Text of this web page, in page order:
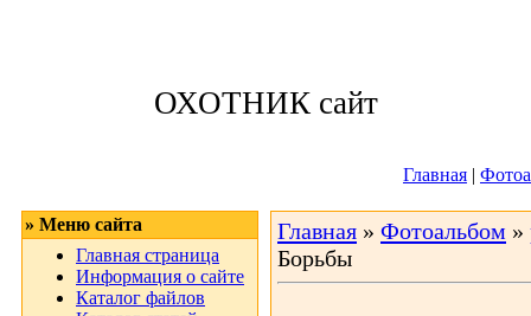
ОХОТНИК сайт
Главная |
» Меню сайта
Главная страница
Информация о сайте
Каталог файлов
Главная » Фотоальбом »
Борьбы